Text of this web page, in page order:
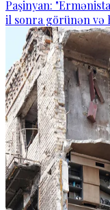
Paşinyan:
il sonra görünən və